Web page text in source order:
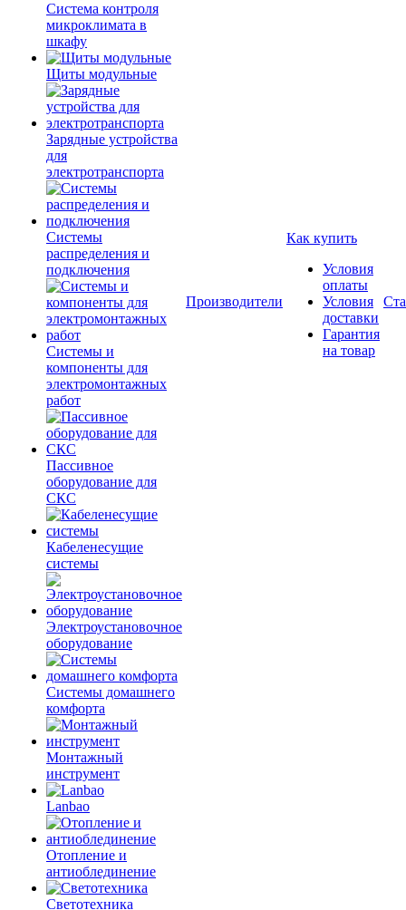
Система контроля
микроклимата в
шкафу
Щиты модульные
Зарядные устройства
для
электротранспорта
Системы
распределения и
подключения
Системы и
компоненты для
электромонтажных
работ
Пассивное
оборудование для
СКС
Кабеленесущие
системы
Электроустановочное
оборудование
Системы домашнего
комфорта
Монтажный
инструмент
Lanbao
Отопление и
антиоблединение
Светотехника
Производители
Как купить
Условия
оплаты
Условия
доставки
Гарантия
на товар